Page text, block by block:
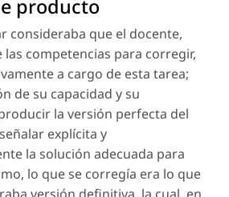
producto
consideraba que el docente,
competencias para corregir,
a cargo de esta tarea;
de su capacidad y su
la versión perfecta del
explícita y
la solución adecuada para
lo que se corregía era lo que